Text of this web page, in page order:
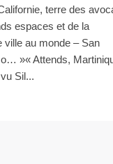
terre des
espaces et de la
ville au monde – San
»« Attends,
Sil...